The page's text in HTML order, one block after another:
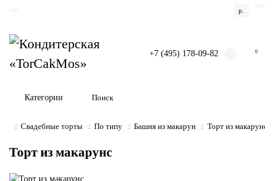
р.
+7 (495) 178-09-82 0
Категории
Свадебные торты По типу Башня из макарун Торт из макарунс
Торт из макарунс